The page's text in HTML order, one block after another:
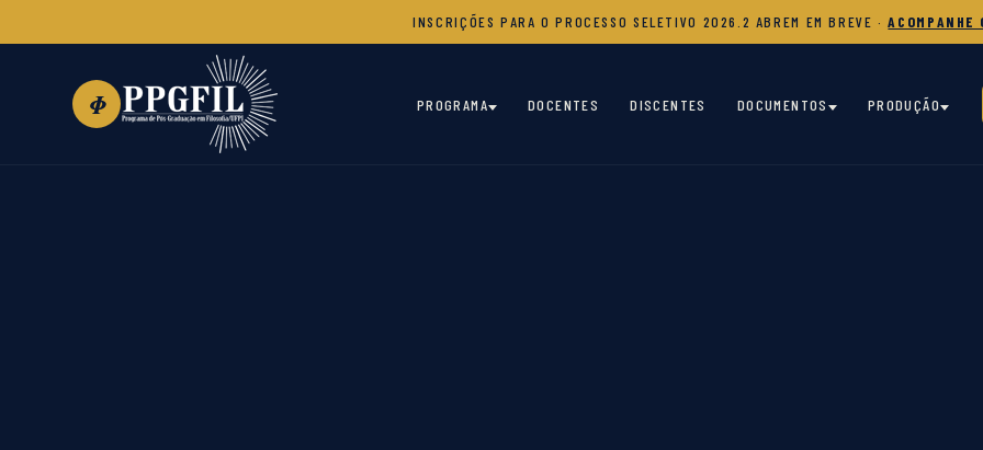
INSCRIÇÕES PARA O PROCESSO SELETIVO 2026.2 ABREM EM BREVE ·
Φ PROGRAMA DOCENTES DISCENTES DOCUMENTOS PRODUÇÃO